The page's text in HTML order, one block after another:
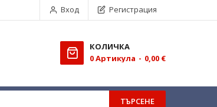
Вход Регистрация
КОЛИЧКА
0Aртикула 0,00 €
ТЪРСЕНЕ